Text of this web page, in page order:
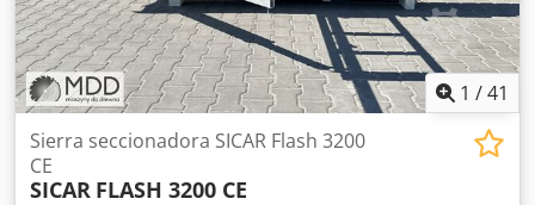
1 /41
Sierra seccionadora SICAR Flash 3200
CE
SICAR FLASH 3200 CE